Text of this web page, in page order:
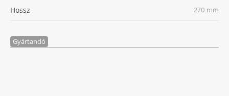
Hossz 270 mm
Gyártandó